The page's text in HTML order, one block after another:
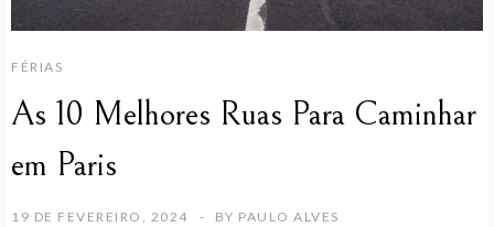
FÉRIAS
As 10 Melhores Ruas Para Caminhar
em Paris
19 DE FEVEREIRO, 2024 BY PAULO ALVES